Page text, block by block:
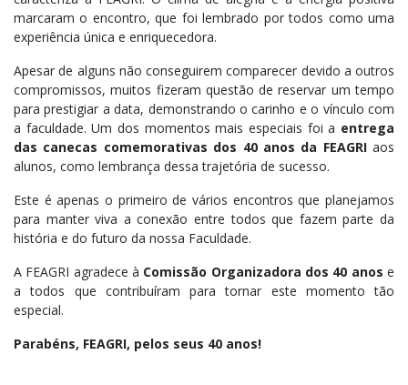
marcaram o encontro, que foi lembrado por todos como uma
experiência única e enriquecedora.
Apesar de alguns não conseguirem comparecer devido a outros
compromissos, muitos fizeram questão de reservar um tempo
para prestigiar a data, demonstrando o carinho e o vínculo com
a faculdade. Um dos momentos mais especiais foi a entrega
das canecas comemorativas dos 40 anos da FEAGRIaos
alunos, como lembrança dessa trajetória de sucesso.
Este é apenas o primeiro de vários encontros que planejamos
para manter viva a conexão entre todos que fazem parte da
história e do futuro da nossa Faculdade.
A FEAGRI agradece à Comissão Organizadora dos 40 anos e
a todos que contribuíram para tornar este momento tão
especial.
Parabéns, FEAGRI, pelos seus 40 anos!